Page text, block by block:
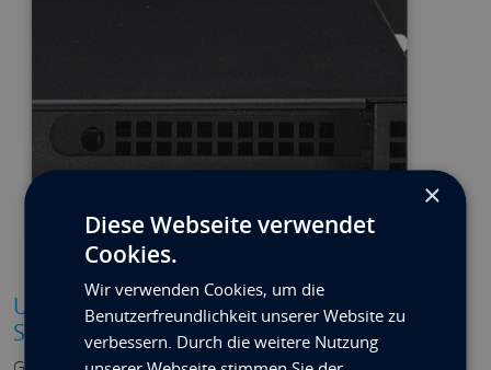
U.2 and M.2 PCIe or 2.5" and 3.5"
SATAIII/SAS hot-swappable drive bays
×
Diese Webseite verwendet
Cookies.
Wir verwenden Cookies, um die
Benutzerfreundlichkeit unserer Website zu
verbessern. Durch die weitere Nutzung